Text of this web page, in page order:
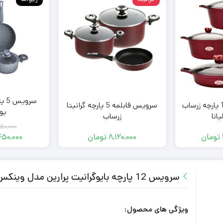
سرویس قابلمه 10 پارچه زرساب
تومان
سرویس قابلمه 5 پارچه گرانیتا
زرساب
۸,۱۲۰,۰۰۰تومان
سرویس 12 پارچه بایوگرانیت پرارین مدل وینکس رنگ نسکافه ای
ویژگی های محصول: